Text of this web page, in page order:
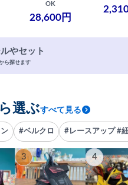
OK
28,600円
やセット
ら探せます
選ぶすべて見る
#ベルクロ #レースアップ #
3 4